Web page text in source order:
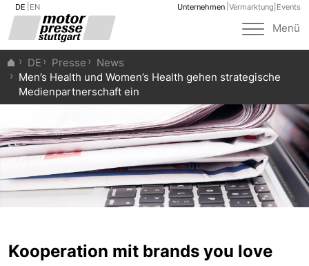
DE EN Unternehmen Vermarktung Events
Toggle
Menü
DE Presse
News
Men’s Health und Women’s Health gehen strategische
Medienpartnerschaft ein
Kooperation mit brands you love